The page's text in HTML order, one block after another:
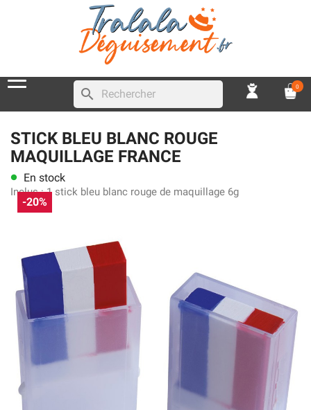
search 0
STICK BLEU BLANC ROUGE
MAQUILLAGE FRANCE
lens En stock
Inclus : 1 stick bleu blanc rouge de maquillage 6g
-20%